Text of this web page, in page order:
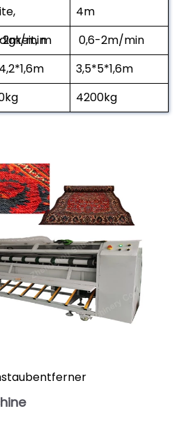
4m
m
min
0,6-2m/min
3,5*5*1,6m
4200kg